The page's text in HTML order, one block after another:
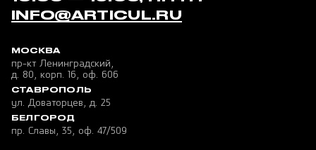
INFO@ARTICUL.RU
МОСКВА
пр-кт Ленинградский,
д. 80, корп. 16, оф. 606
СТАВРОПОЛЬ
ул. Доваторцев, д. 25
БЕЛГОРОД
пр. Славы, 35, оф. 47/509